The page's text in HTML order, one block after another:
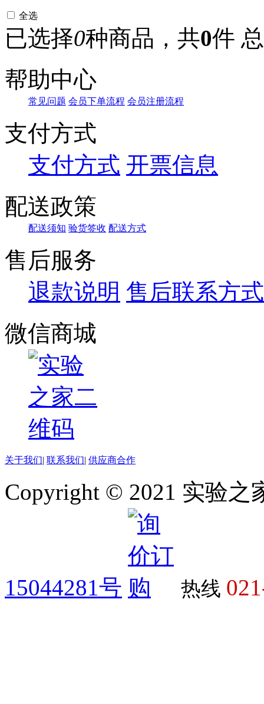
全选
已选择0种商品，共0件
帮助中心
常见问题 会员下单流程 会员注册流程
支付方式
支付方式 开票信息
配送政策
配送须知 验货签收 配送方式
售后服务
退款说明 售后联系方式
微信商城
关于我们| 联系我们| 供应商合作
Copyright © 2021 实验之
15044281号 热线